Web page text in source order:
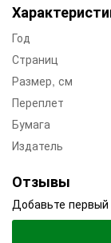
Год
Страниц
Размер, см
Переплет
Бумага
Издатель
Отзывы
Добавьте